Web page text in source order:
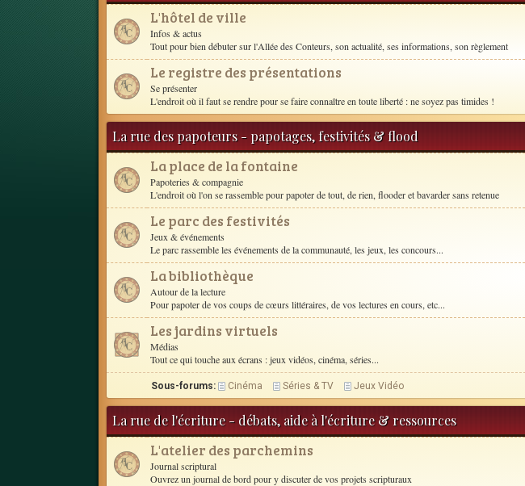
L'hôtel de ville
Infos & actus
Tout pour bien débuter sur l'Allée des Conteurs, son actualité, ses informations, son règlement
Le registre des présentations
Se présenter
L'endroit où il faut se rendre pour se faire connaître en toute liberté : ne soyez pas timides !
La rue des papoteurs - papotages, festivités & flood
La place de la fontaine
Papoteries & compagnie
L'endroit où l'on se rassemble pour papoter de tout, de rien, flooder et bavarder sans retenue
Le parc des festivités
Jeux & événements
Le parc rassemble les événements de la communauté, les jeux, les concours...
La bibliothèque
Autour de la lecture
Pour papoter de vos coups de cœurs littéraires, de vos lectures en cours, etc...
Les jardins virtuels
Médias
Tout ce qui touche aux écrans : jeux vidéos, cinéma, séries...
Sous-forums: Cinéma Séries & TV Jeux Vidéo
La rue de l'écriture - débats, aide à l'écriture & ressources
L'atelier des parchemins
Journal scriptural
Ouvrez un journal de bord pour y discuter de vos projets scripturaux